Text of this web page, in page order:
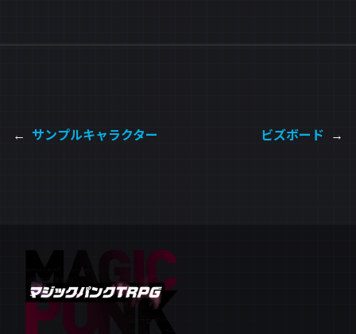
← サンプルキャラクター ビズボード →